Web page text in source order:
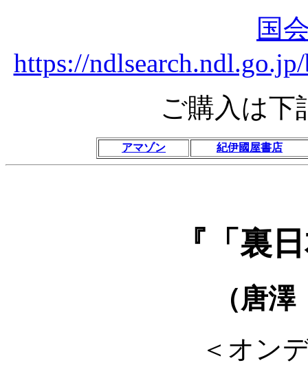
国
https://
ご購入は下
アマゾン 紀伊國屋書店
『「裏
（唐
＜オン